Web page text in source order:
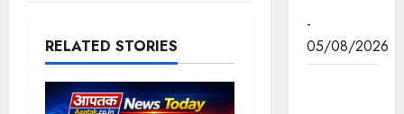
n
a
v
RELATED STORIES
-
05/08/2026